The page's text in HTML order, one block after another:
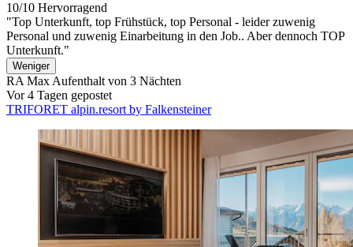
10/10 Hervorragend
"Top Unterkunft, top Frühstück, top Personal - leider zuwenig
Personal und zuwenig Einarbeitung in den Job.. Aber dennoch TOP
Unterkunft."
Weniger
RA Max Aufenthalt von 3 Nächten
Vor 4 Tagen gepostet
TRIFORET alpin.resort by Falkensteiner